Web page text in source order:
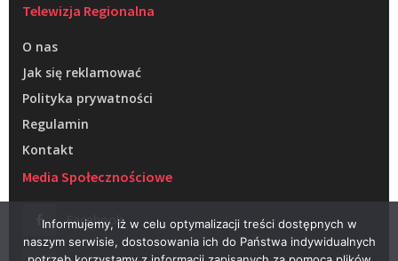
Telewizja Regionalna
O nas
Jak się reklamować
Polityka prywatności
Regulamin
Kontakt
Media Społecznościowe
Facebook
Informujemy, iż w celu optymalizacji treści dostępnych w
naszym serwisie, dostosowania ich do Państwa indywidualnych